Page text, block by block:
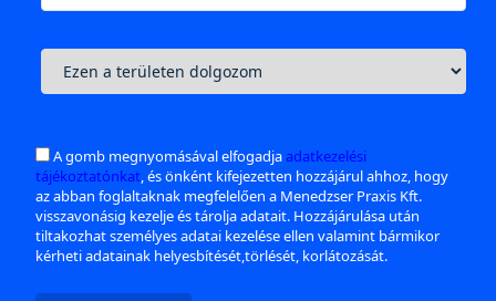
A gomb megnyomásával elfogadjaadatkezelési
tájékoztatónkat, és önként kifejezetten hozzájárul ahhoz, hogy
az abban foglaltaknak megfelelően a Menedzser Praxis Kft.
visszavonásig kezelje és tárolja adatait. Hozzájárulása után
tiltakozhat személyes adatai kezelése ellen valamint bármikor
kérheti adatainak helyesbítését,törlését, korlátozását.